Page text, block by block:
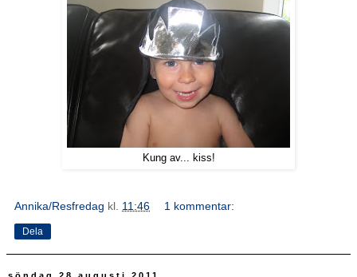
Kung av... kiss!
Annika/Resfredag kl. 11:46 1 kommentar:
Dela